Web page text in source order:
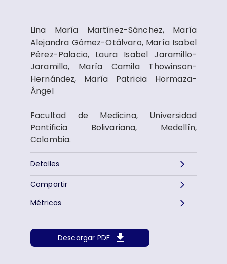
Lina María Martínez-Sánchez, María
Alejandra Gómez-Otálvaro, María Isabel
Pérez-Palacio, Laura Isabel Jaramillo-
Jaramillo, María Camila Thowinson-
Hernández, María Patricia Hormaza-
Ángel
Facultad de Medicina, Universidad
Pontificia Bolivariana, Medellín,
Colombia.
Detalles
Descargar PDF
Métricas
Compartir